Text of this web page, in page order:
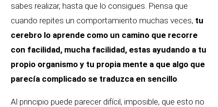
sabes realizar, hasta que lo consigues. Piensa que
cuando repites un comportamiento muchas veces, tu
cerebro lo aprende como un camino que recorre
con facilidad, mucha facilidad, estas ayudando a tu
propio organismo y tu propia mente a que algo que
parecía complicado se traduzca en sencillo
Al principio puede parecer difícil, imposible, que esto no